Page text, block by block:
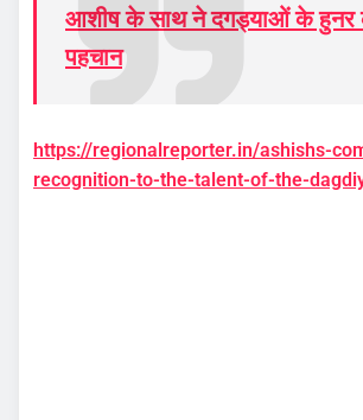
आशीष के साथ ने दगड्याओं के हुनर
पहचान
https://regionalreporter.in/ashishs-
recognition-to-the-talent-of-the-